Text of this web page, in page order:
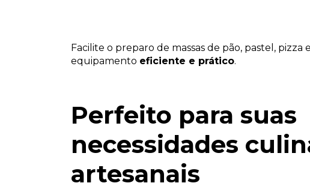
Facilite o preparo de massas de pão, pastel, pizza
equipamento eficiente e prático.
Perfeito para suas
necessidades
artesanais